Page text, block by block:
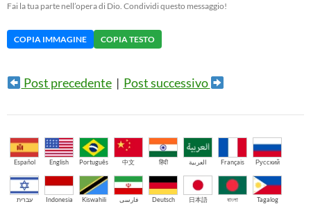
Fai la tua parte nell’opera di Dio. Condividi questo messaggio!
COPIA IMMAGINE COPIA TESTO
Post precedente| Post successivo
Español English Português 中文 हिंदी العربية Français Русский
עברית Indonesia Kiswahili فارسی Deutsch 日本語 বাংলা Tagalog